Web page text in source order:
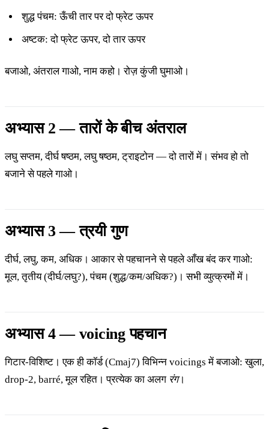
शुद्ध पंचम: ऊँची तार पर दो फ्रेट ऊपर
अष्टक: दो फ्रेट ऊपर, दो तार ऊपर
बजाओ, अंतराल गाओ, नाम कहो। रोज़ कुंजी घुमाओ।
अभ्यास 2 — तारों के बीच अंतराल
लघु सप्तम, दीर्घ षष्ठम, लघु षष्ठम, ट्राइटोन — दो तारों में। संभव हो तो
बजाने से पहले गाओ।
अभ्यास 3 — त्रयी गुण
दीर्घ, लघु, कम, अधिक। आकार से पहचानने से पहले आँख बंद कर गाओ:
मूल, तृतीय (दीर्घ/लघु?), पंचम (शुद्ध/कम/अधिक?)। सभी व्युत्क्रमों में।
अभ्यास 4 — voicing पहचान
गिटार-विशिष्ट। एक ही कॉर्ड (Cmaj7) विभिन्न voicings में बजाओ: खुला,
drop-2, barré, मूल रहित। प्रत्येक का अलग रंग।